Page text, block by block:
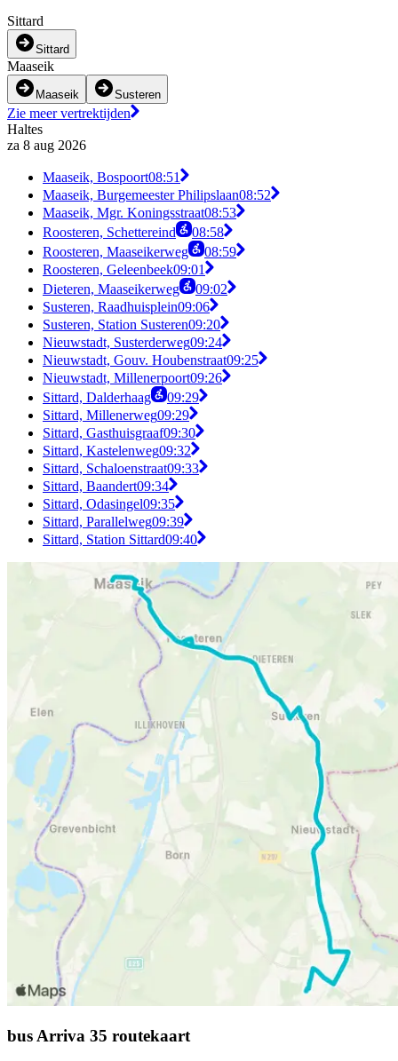
Sittard
Sittard
Maaseik
Maaseik Susteren
Zie meer vertrektijden
Haltes
za 8 aug 2026
Maaseik, Bospoort08:51
Maaseik, Burgemeester Philipslaan08:52
Maaseik, Mgr. Koningsstraat08:53
Roosteren, Schettereind
08:58
Roosteren, Maaseikerweg
08:59
Roosteren, Geleenbeek09:01
Dieteren, Maaseikerweg
09:02
Susteren, Raadhuisplein09:06
Susteren, Station Susteren09:20
Nieuwstadt, Susterderweg09:24
Nieuwstadt, Gouv. Houbenstraat09:25
Nieuwstadt, Millenerpoort09:26
Sittard, Dalderhaag
09:29
Sittard, Millenerweg09:29
Sittard, Gasthuisgraaf09:30
Sittard, Kastelenweg09:32
Sittard, Schaloenstraat09:33
Sittard, Baandert09:34
Sittard, Odasingel09:35
Sittard, Parallelweg09:39
Sittard, Station Sittard09:40
bus Arriva 35 routekaart